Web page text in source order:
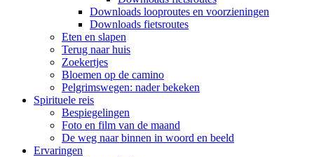
Downloads looproutes en voorzieningen
Downloads fietsroutes
Eten en slapen
Terug naar huis
Zoekertjes
Bloemen op de camino
Pelgrimswegen: nader bekeken
Spirituele reis
Bespiegelingen
Foto en film van de maand
De weg naar binnen in woord en beeld
Ervaringen